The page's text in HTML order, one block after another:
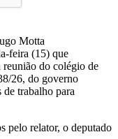
Motta
feira (15) que
reunião do colégio de
26, do governo
de trabalho para
pelo relator, o deputado